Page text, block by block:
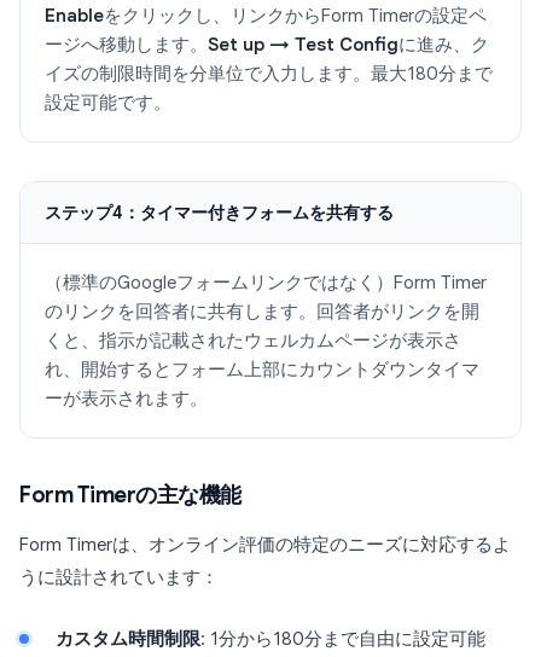
Enableをクリックし、リンクからForm Timerの設定ペ
ージへ移動します。 Set up → Test Configに進み、ク
イズの制限時間を分単位で入力します。最大180分まで
設定可能です。
ステップ4：タイマー付きフォームを共有する
（標準のGoogleフォームリンクではなく）Form Timer
のリンクを回答者に共有します。回答者がリンクを開
くと、指示が記載されたウェルカムページが表示さ
れ、開始するとフォーム上部にカウントダウンタイマ
ーが表示されます。
Form Timerの主な機能
Form Timerは、オンライン評価の特定のニーズに対応するよ
うに設計されています：
カスタム時間制限: 1分から180分まで自由に設定可能